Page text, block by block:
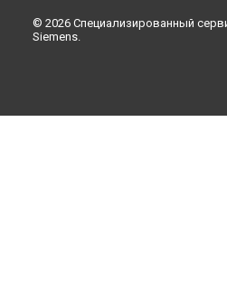
© 2026 Специализированный
Siemens.